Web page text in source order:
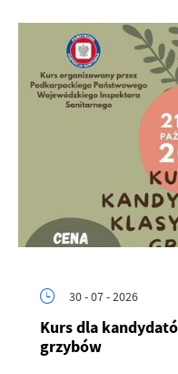
30 - 07 - 2026
Kurs dla
grzybów